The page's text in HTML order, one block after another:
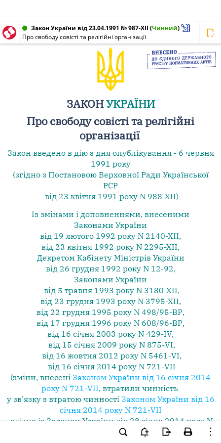
Закон України від 23.04.1991 № 987-XII (Чинний)
Про свободу совісті та релігійні організації